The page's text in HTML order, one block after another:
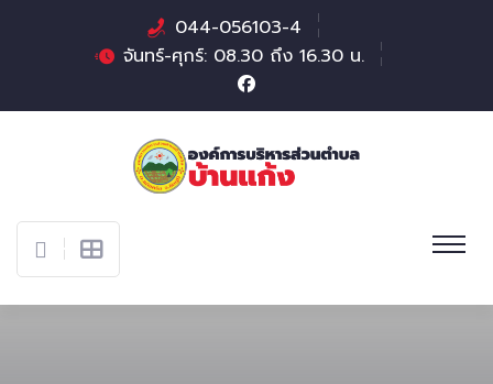
044-056103-4
จันทร์-ศุกร์: 08.30 ถึง 16.30 น.